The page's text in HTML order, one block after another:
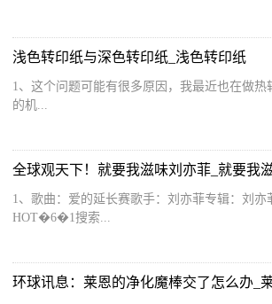
浅色转印纸与深色转印纸_浅色转印纸
1、这个问题可能有很多原因，我最近也在做热
的机...
全球观天下！就要我滋味刘亦菲_就要我
1、歌曲：爱的延长赛歌手：刘亦菲专辑：刘亦
HOT�6�1搜索...
环球讯息：莱恩的净化魔棒交了怎么办_